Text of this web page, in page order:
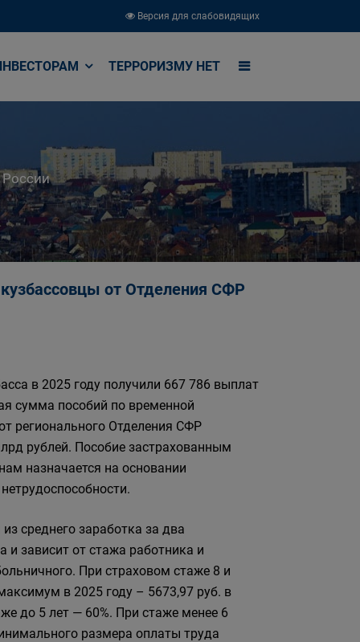
Версия для слабовидящих
ТЕРРОРИЗМУ НЕТ
от Отделения СФР
в 2025 году получили 667 786 выплат
сумма пособий по временной
регионального Отделения СФР
рублей. Пособие застрахованным
назначается на основании
среднего заработка за два
и зависит от стажа работника и
При страховом стаже 8 и
в 2025 году – 5673,97 руб. в
до 5 лет — 60%. При стаже менее 6
размера оплаты труда